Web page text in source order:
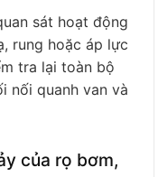
sát hoạt động
rung hoặc áp lực
tra lại toàn bộ
nối quanh van và
của rọ bơm,